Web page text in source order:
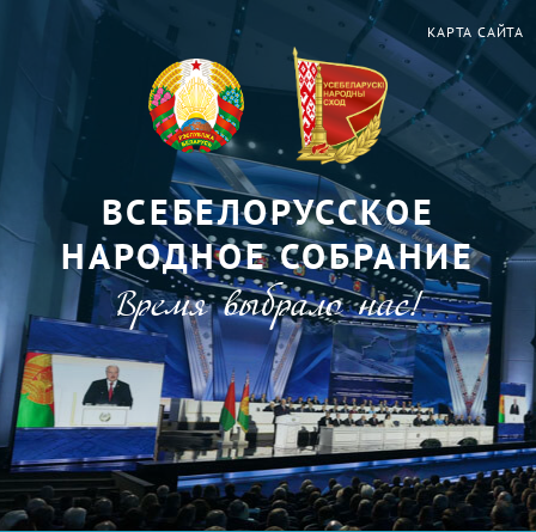
КАРТА САЙТА
ВСЕБЕЛОРУССКОЕ
НАРОДНОЕ СОБРАНИЕ
Время выбрало нас!